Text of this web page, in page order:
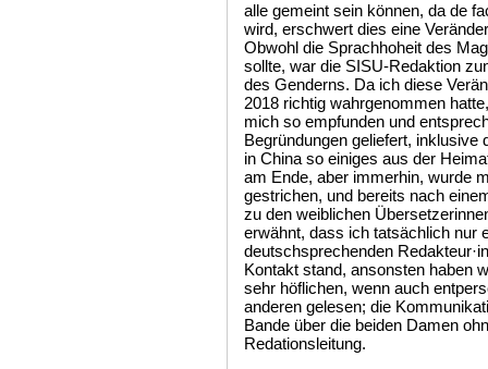
alle gemeint sein können, da de
wird, erschwert dies eine
Obwohl die Sprachhoheit des
sollte, war die SISU-Redaktion
des Genderns. Da ich diese
2018 richtig wahrgenommen
mich so empfunden und
Begründungen geliefert, inklusive
in China so einiges aus der
am Ende, aber immerhin, wurde
gestrichen, und bereits nach
zu den weiblichen
erwähnt, dass ich tatsächlich nur
deutschsprechenden
Kontakt stand, ansonsten haben
sehr höflichen, wenn auch
anderen gelesen; die
Bande über die beiden Damen
Redationsleitung.